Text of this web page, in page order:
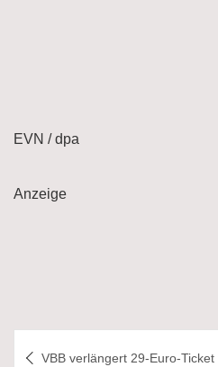
EVN / dpa
Anzeige
VBB verlängert 29-Euro-